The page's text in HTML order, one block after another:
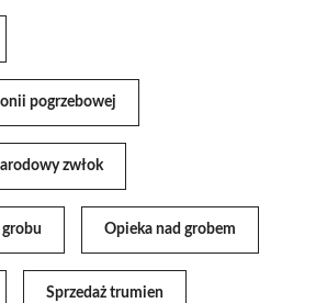
pogrzebowej
zwłok
Opieka nad grobem
Sprzedaż trumien